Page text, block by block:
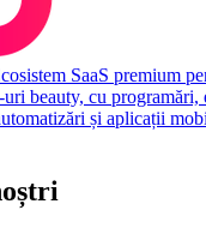
SaaS premium
uri beauty, cu programări,
și aplicații